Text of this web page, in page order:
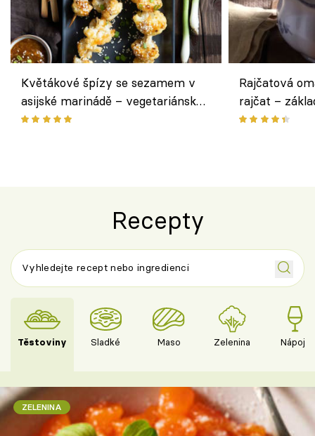
Květákové špízy se sezamem v
asijské marinádě – vegetariánská
chuťovka z grilu
Rajčatová
rajčat –
Recepty
Těstoviny Sladké Maso Zelenina Nápoje
ZELENINA